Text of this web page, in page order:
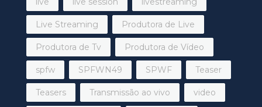
Live Streaming Produtora de Live
Produtora de Tv Produtora de Vídeo
spfw SPFWN49 SPWF Teaser
Teasers Transmissão ao vivo video